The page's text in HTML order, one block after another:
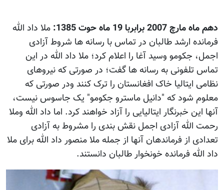
دهم ماه مارچ 2007 برابربا 19 ماه حوت 1385:
ملا داد الله
فرمانده ارشد طالبان در تماس با رسانه ها شروط آزادی
اجمل، جکومو وسید آغا را اعلام کرد؛ ملا داد الله در این
تماس تلفونی به رسانه ها گفت؛ در صورتی که نیروهای
نظامی ایتالیا خاک افغانستان را ترک کنند ودر صورتی که
معلوم شود که "دانیل ماسترو جکومو" یک جاسوس نیست،
آنها این خبرنگار ایتالیایی را آزاد خواهند کرد. اما داد الله وملا
رحمت الله آزادی اجمل نقش بندی را مشروط به آزادی
تعدادی از فرماندهان آنها از جمله ملا منصور داد الله برای ملا
داد الله فرمانده خونخوار طالبان دانستند.